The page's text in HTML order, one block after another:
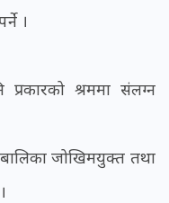
।
श्रममा संलग्न
जोखिमयुक्त तथा